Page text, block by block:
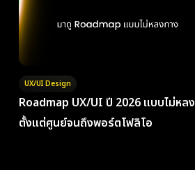
UX/UI Design
Roadmap UX/UI ปี 2026 แบบไม่หล
ตั้งแต่ศูนย์จนถึงพอร์ตโฟลิโอ